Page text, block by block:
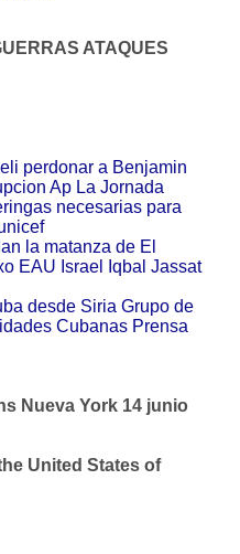
ATAQUES
perdonar a Benjamin
Ap La Jornada
necesarias para
la matanza de El
EAU Israel Iqbal Jassat
desde Siria Grupo de
Cubanas Prensa
Nueva York 14 junio
United States of